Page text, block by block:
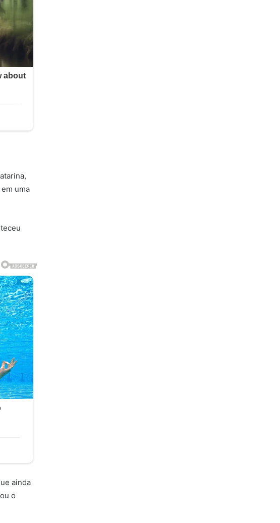
uma
ainda
o